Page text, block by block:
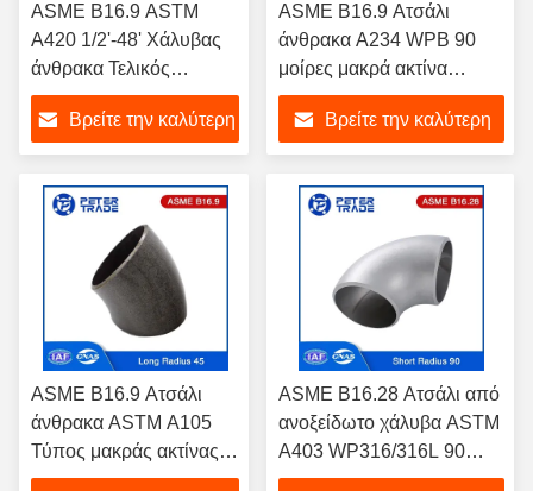
ASME B16.9 ASTM
A420 1/2'-48' Χάλυβας
άνθρακα Τελικός
συγκόλλημα 90 μοίρες
Μεγάλη ακτίνα αγκώνα
Βρείτε την καλύτερη
ASME B16.9 Ατσάλι
άνθρακα A234 WPB 90
μοίρες μακρά ακτίνα
σωλήνα αγκώνα 1/2 ίντσες
έως 48 ίντσες
Βρείτε την καλύτερη
ASME B16.9 Ατσάλι
άνθρακα ASTM A105
Τύπος μακράς ακτίνας
αγκώνα 45 μοίρες
ASME B16.28 Ατσάλι από
ανοξείδωτο χάλυβα ASTM
A403 WP316/316L 90
μοίρες κοντός ακτίνας